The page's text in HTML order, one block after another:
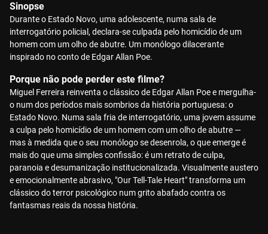
Sinopse
Durante o Estado Novo, uma adolescente, numa sala de
interrogatório policial, declara-se culpada pelo homicídio de um
homem com um olho de abutre. Um monólogo dilacerante
inspirado no conto de Edgar Allan Poe.
Porque não pode perder este filme?
Miguel Ferreira reinventa o clássico de Edgar Allan Poe e mergulha-
o num dos períodos mais sombrios da história portuguesa: o
Estado Novo. Numa sala fria de interrogatório, uma jovem assume
a culpa pelo homicídio de um homem com um olho de abutre —
mas à medida que o seu monólogo se desenrola, o que emerge é
mais do que uma simples confissão: é um retrato de culpa,
paranoia e desumanização institucionalizada. Visualmente austero
e emocionalmente abrasivo, "Our Tell-Tale Heart" transforma um
clássico do terror psicológico num grito abafado contra os
fantasmas reais da nossa história.